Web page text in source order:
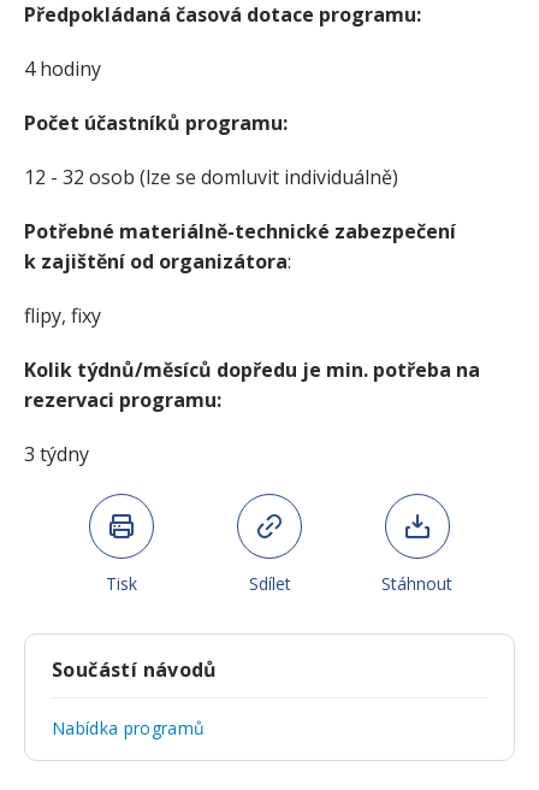
Předpokládaná časová dotace programu:
4 hodiny
Počet účastníků programu:
12 - 32 osob (lze se domluvit individuálně)
Potřebné materiálně-technické zabezpečení
k zajištění od organizátora:
flipy, fixy
Kolik týdnů/měsíců dopředu je min. potřeba na
rezervaci programu:
3 týdny
Tisk Sdílet Stáhnout
Součástí návodů
Nabídka programů